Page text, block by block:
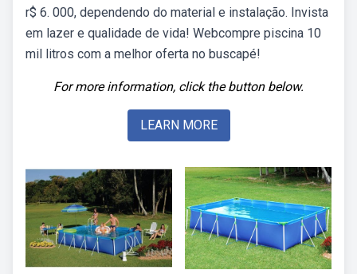
r$ 6. 000, dependendo do material e instalação. Invista
em lazer e qualidade de vida! Webcompre piscina 10
mil litros com a melhor oferta no buscapé!
For more information, click the button below.
LEARN MORE